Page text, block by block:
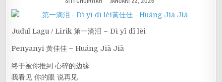
Judul Lagu / Lirik 第一滴泪 – Dì yī dī lèi
Penyanyi 黃佳佳 – Huáng Jiā Jiā
终于被你推到 心碎的边缘
我看见 你的眼 说再见